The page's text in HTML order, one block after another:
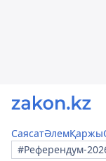
СаясатӘлемҚаржы
#Референдум-